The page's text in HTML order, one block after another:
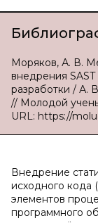
Моряков, А. В.
внедрения
разработки / А.
// Молодой
URL: https://
Внедрение
исходного кода
элементов
программного